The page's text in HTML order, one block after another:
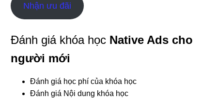
Nhận ưu đãi
Đánh giá khóa học Native Ads cho
người mới
Đánh giá học phí của khóa học
Đánh giá Nội dung khóa học